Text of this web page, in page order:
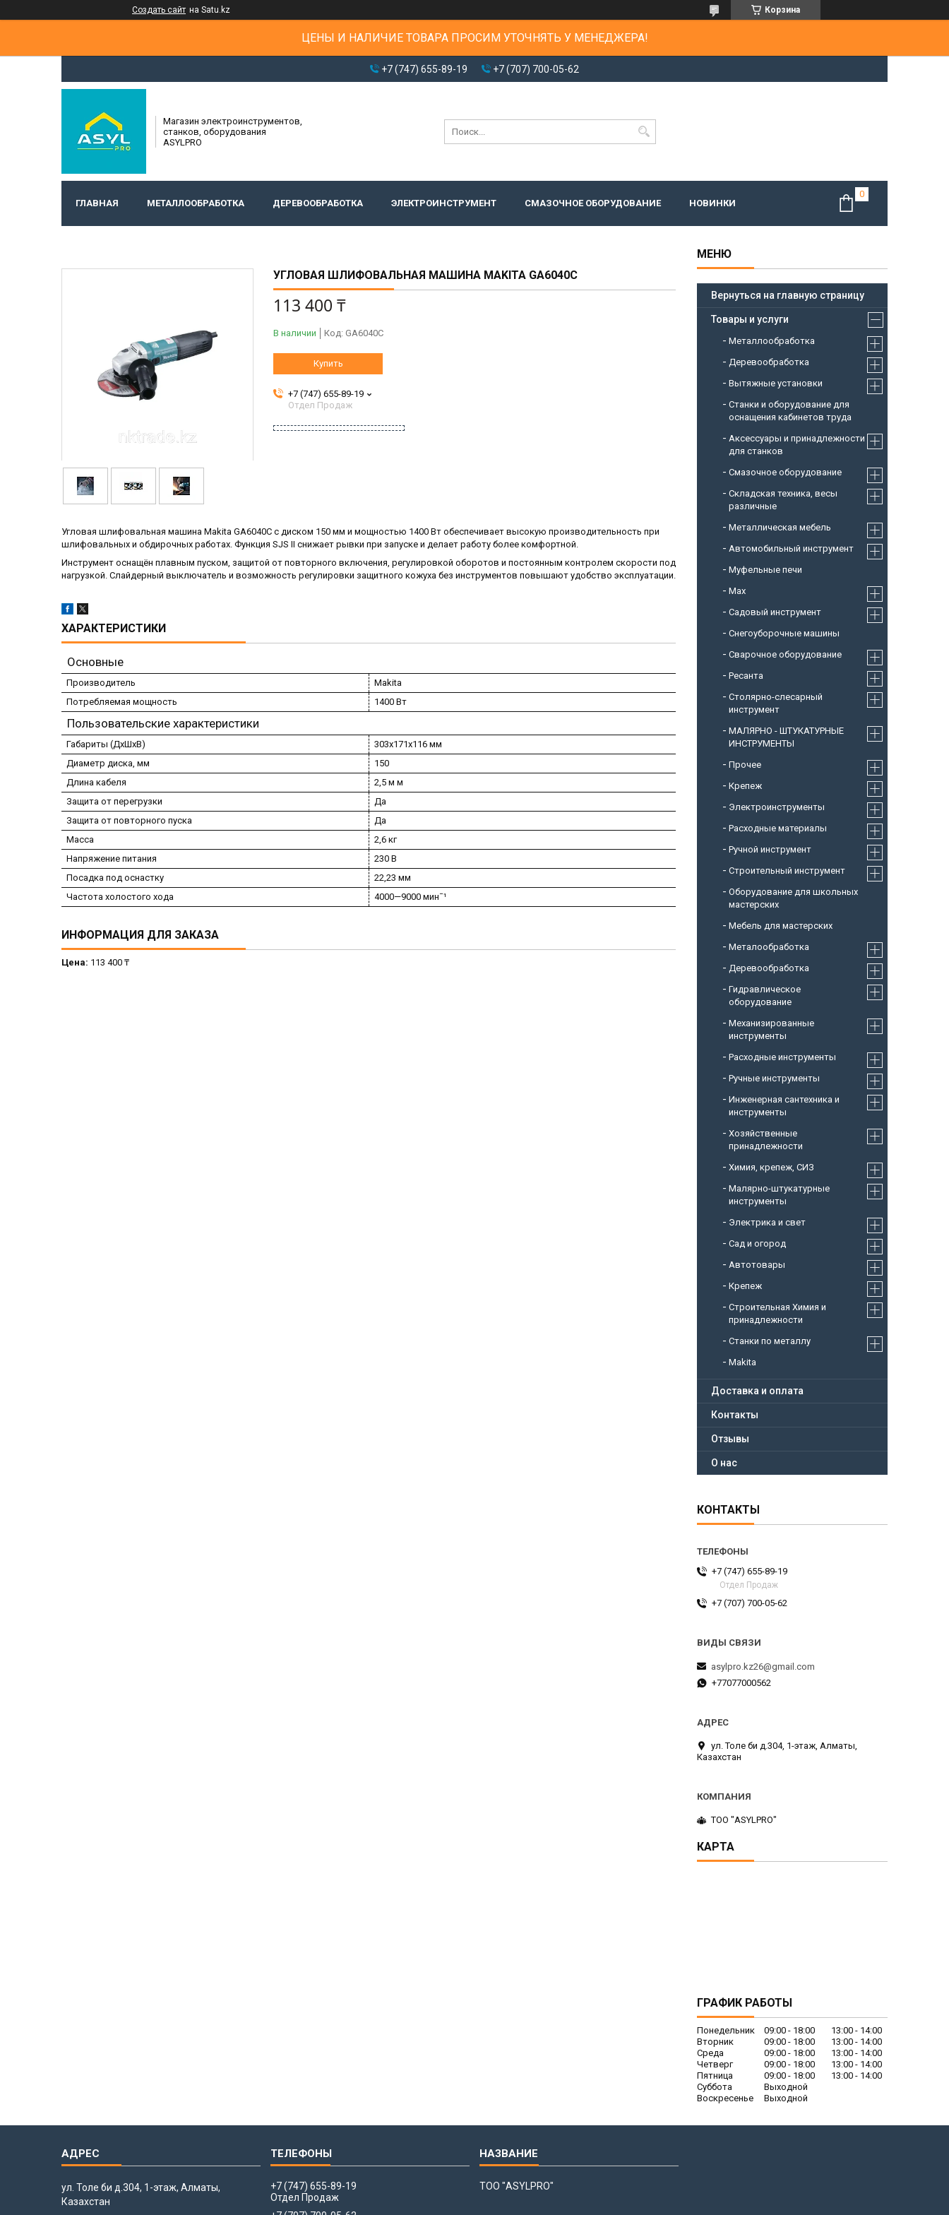
Создать сайт на Satu.kz Корзина
ЦЕНЫ И НАЛИЧИЕ ТОВАРА ПРОСИМ УТОЧНЯТЬ У МЕНЕДЖЕРА!
+7 (747) 655-89-19 +7 (707) 700-05-62
Магазин электроинструментов,
станков, оборудования
ASYLPRO
ГЛАВНАЯ МЕТАЛЛООБРАБОТКА ДЕРЕВООБРАБОТКА ЭЛЕКТРОИНСТРУМЕНТ СМАЗОЧНОЕ ОБОРУДОВАНИЕ НОВИНКИ
УГЛОВАЯ ШЛИФОВАЛЬНАЯ МАШИНА MAKITA GA6040C
113 400 ₸
В наличии Код: GA6040C
Купить
+7 (747) 655-89-19
Отдел Продаж
Угловая шлифовальная машина Makita GA6040C с диском 150 мм и мощностью 1400 Вт обеспечивает высокую производительность при
шлифовальных и обдирочных работах. Функция SJS II снижает рывки при запуске и делает работу более комфортной.
Инструмент оснащён плавным пуском, защитой от повторного включения, регулировкой оборотов и постоянным контролем скорости под
нагрузкой. Слайдерный выключатель и возможность регулировки защитного кожуха без инструментов повышают удобство эксплуатации.
ХАРАКТЕРИСТИКИ
Основные
Производитель
Makita
Потребляемая мощность
1400 Вт
Пользовательские характеристики
Габариты (ДхШхВ)
303х171х116 мм
Диаметр диска, мм
150
Длина кабеля
2,5 м м
Защита от перегрузки
Да
Защита от повторного пуска
Да
Масса
2,6 кг
Напряжение питания
230 В
Посадка под оснастку
22,23 мм
Частота холостого хода
4000—9000 минˉ¹
ИНФОРМАЦИЯ ДЛЯ ЗАКАЗА
Цена: 113 400 ₸
Вернуться на главную страницу
Товары и услуги
Металлообработка
Деревообработка
Вытяжные установки
Станки и оборудование для
оснащения кабинетов труда
Аксессуары и принадлежности
для станков
Смазочное оборудование
Складская техника, весы
различные
Металлическая мебель
Автомобильный инструмент
Муфельные печи
Max
Садовый инструмент
Снегоуборочные машины
Cварочное оборудование
Ресанта
Столярно-слесарный
инструмент
МАЛЯРНО - ШТУКАТУРНЫЕ
ИНСТРУМЕНТЫ
Прочее
Крепеж
Электроинструменты
Расходные материалы
Ручной инструмент
Строительный инструмент
Оборудование для школьных
мастерских
Мебель для мастерских
Металообработка
Деревообработка
Гидравлическое
оборудование
Механизированные
инструменты
Расходные инструменты
Ручные инструменты
Инженерная сантехника и
инструменты
Хозяйственные
принадлежности
Химия, крепеж, СИЗ
Малярно-штукатурные
инструменты
Электрика и свет
Сад и огород
Автотовары
Крепеж
Строительная Химия и
принадлежности
Станки по металлу
Makita
Доставка и оплата
Контакты
Отзывы
О нас
КОНТАКТЫ
+7 (747) 655-89-19
Отдел Продаж
+7 (707) 700-05-62
asylpro.kz26@gmail.com
+77077000562
ул. Толе би д.304, 1-этаж, Алматы,
Казахстан
ТОО "ASYLPRO"
КАРТА
ГРАФИК РАБОТЫ
Понедельник 09:00 18:00 13:00
14:00
Вторник
09:00 18:00 13:00
14:00
Среда
09:00 18:00 13:00
14:00
Четверг
09:00 18:00 13:00
14:00
Пятница
09:00 18:00 13:00
14:00
Суббота
Выходной
Воскресенье
Выходной
ул. Толе би д.304, 1-этаж, Алматы,
Казахстан
+7 (747) 655-89-19
Отдел Продаж
ТОО "ASYLPRO"